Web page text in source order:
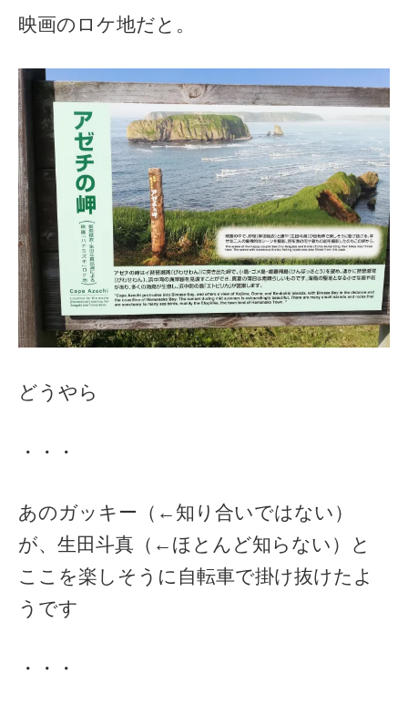
映画のロケ地だと。
どうやら
・・・
あのガッキー（←知り合いではない）
が、生田斗真（←ほとんど知らない）と
ここを楽しそうに自転車で掛け抜けたよ
うです
・・・